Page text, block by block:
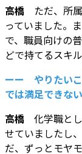
高橋 ただ、所
っていました。
で、職員向けの
どで持てるスキ
ーー やりたいこ
では満足できな
高橋 化学職と
せていましたし
だ、ずっとモヤ